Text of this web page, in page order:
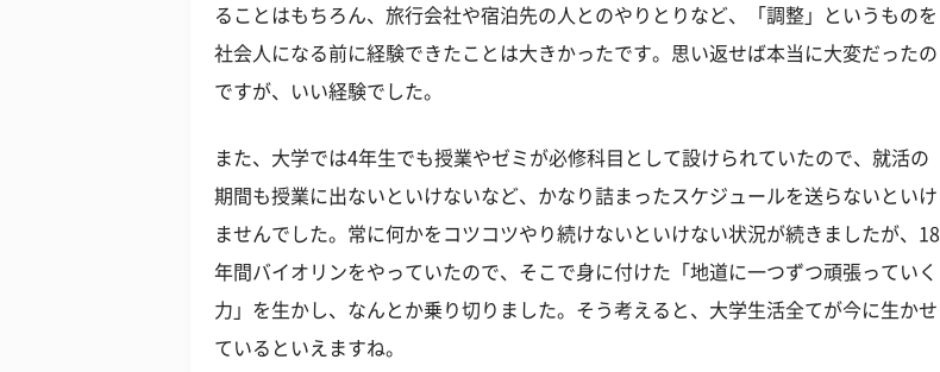
ることはもちろん、旅行会社や宿泊先の人とのやりとりなど、「調整」というものを
社会人になる前に経験できたことは大きかったです。思い返せば本当に大変だったの
ですが、いい経験でした。
また、大学では4年生でも授業やゼミが必修科目として設けられていたので、就活の
期間も授業に出ないといけないなど、かなり詰まったスケジュールを送らないといけ
ませんでした。常に何かをコツコツやり続けないといけない状況が続きましたが、18
年間バイオリンをやっていたので、そこで身に付けた「地道に一つずつ頑張っていく
力」を生かし、なんとか乗り切りました。そう考えると、大学生活全てが今に生かせ
ているといえますね。